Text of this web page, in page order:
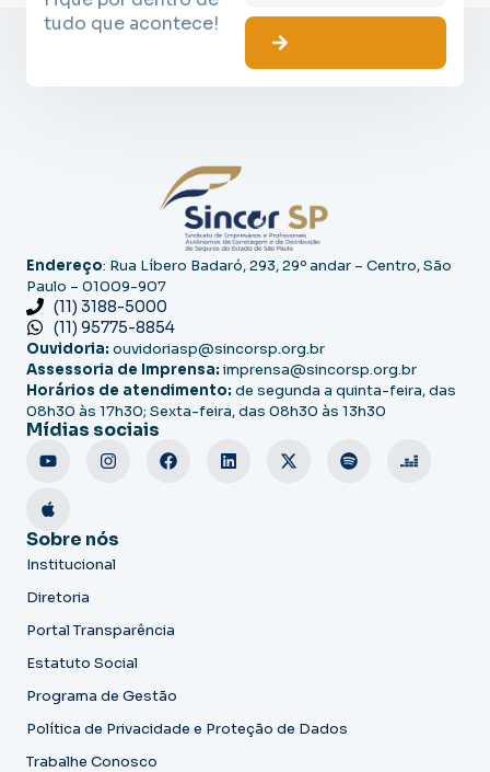
tudo que acontece!
Endereço: Rua Líbero Badaró, 293, 29º andar – Centro, São
Paulo – 01009-907
(11) 3188-5000
(11) 95775-8854
Ouvidoria: ouvidoriasp@sincorsp.org.br
Assessoria de Imprensa: imprensa@sincorsp.org.br
Horários de atendimento: de segunda a quinta-feira, das
08h30 às 17h30; Sexta-feira, das 08h30 às 13h30
Mídias sociais
Sobre nós
Institucional
Diretoria
Portal Transparência
Estatuto Social
Programa de Gestão
Política de Privacidade e Proteção de Dados
Trabalhe Conosco